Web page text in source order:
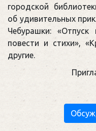
городской
об удивительных
Чебурашки: «Отпуск
повести и стихи»,
другие.